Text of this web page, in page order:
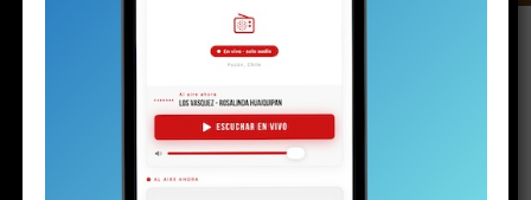
Arrendaba una pieza en el centro de Pucón. La
policía encontró un arma, balas, drogas y
dinero en efectivo. Pero no solo eso: también